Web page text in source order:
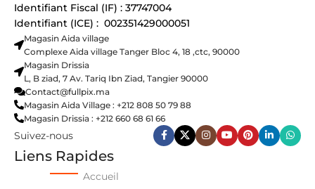
Identifiant Fiscal (IF) : 37747004
Identifiant (ICE) : 002351429000051
Magasin Aida village
Complexe Aida village Tanger Bloc 4, 18 ,ctc, 90000
Magasin Drissia
L, B ziad, 7 Av. Tariq Ibn Ziad, Tangier 90000
Contact@fullpix.ma
Magasin Aida Village : +212 808 50 79 88
Magasin Drissia : +212 660 68 61 66
Suivez-nous
Liens Rapides
Accueil